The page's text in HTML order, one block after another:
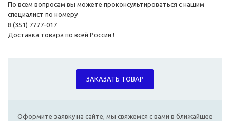
По всем вопросам вы можете проконсультироваться с нашим
специалист по номеру
8 (351) 7777-017
Доставка товара по всей России !
ЗАКАЗАТЬ ТОВАР
Оформите заявку на сайте, мы свяжемся с вами в ближайшее